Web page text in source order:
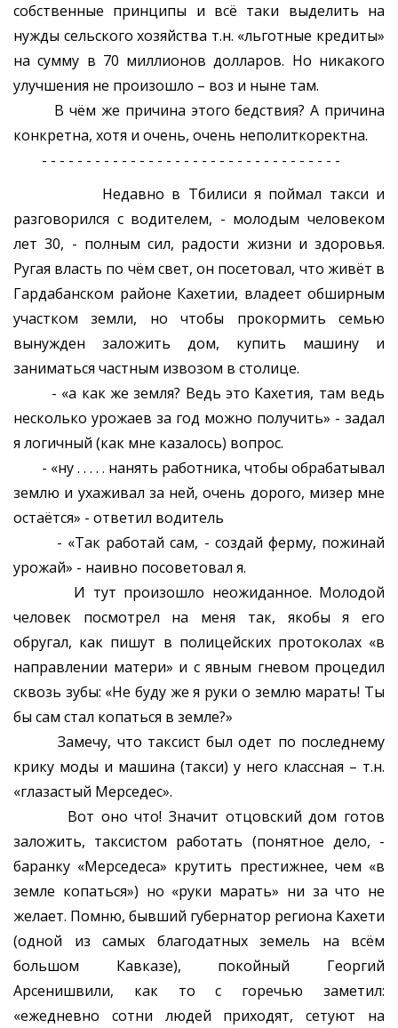
собственные принципы и всё таки выделить на
нужды сельского хозяйства т.н. «льготные кредиты»
на сумму в 70 миллионов долларов. Но никакого
улучшения не произошло – воз и ныне там.
В чём же причина этого бедствия? А причина
конкретна, хотя и очень, очень неполиткоректна.
- - - - - - - - - - - - - - - - - - - - - - - - - - - - - - - - - -
Недавно в Тбилиси я поймал такси и
разговорился с водителем, - молодым человеком
лет 30, - полным сил, радости жизни и здоровья.
Ругая власть по чём свет, он посетовал, что живёт в
Гардабанском районе Кахетии, владеет обширным
участком земли, но чтобы прокормить семью
вынужден заложить дом, купить машину и
заниматься частным извозом в столице.
- «а как же земля? Ведь это Кахетия, там ведь
несколько урожаев за год можно получить» - задал
я логичный (как мне казалось) вопрос.
- «ну . . . . . нанять работника, чтобы обрабатывал
землю и ухаживал за ней, очень дорого, мизер мне
остаётся» - ответил водитель
- «Так работай сам, - создай ферму, пожинай
урожай» - наивно посоветовал я.
И тут произошло неожиданное. Молодой
человек посмотрел на меня так, якобы я его
обругал, как пишут в полицейских протоколах «в
направлении матери» и с явным гневом процедил
сквозь зубы: «Не буду же я руки о землю марать! Ты
бы сам стал копаться в земле?»
Замечу, что таксист был одет по последнему
крику моды и машина (такси) у него классная – т.н.
«глазастый Мерседес».
Вот оно что! Значит отцовский дом готов
заложить, таксистом работать (понятное дело, -
баранку «Мерседеса» крутить престижнее, чем «в
земле копаться») но «руки марать» ни за что не
желает. Помню, бывший губернатор региона Кахети
(одной из самых благодатных земель на всём
большом Кавказе), покойный Георгий
Арсенишвили, как то с горечью заметил:
«ежедневно сотни людей приходят, сетуют на